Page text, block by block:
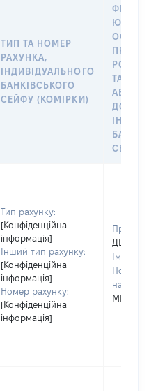
ТИП ТА НОМЕР
РАХУНКА,
ІНДИВІДУАЛЬНОГО
БАНКІВСЬКОГО
СЕЙФУ (КОМІРКИ)
ПРАВО
ТАКИМ
АБО
ДО
СЕЙФУ
Тип рахунку:
[Конфіденційна
інформація]
Інший тип рахунку:
[Конфіденційна
інформація]
Номер рахунку:
[Конфіденційна
інформація]
Ім'я:
По